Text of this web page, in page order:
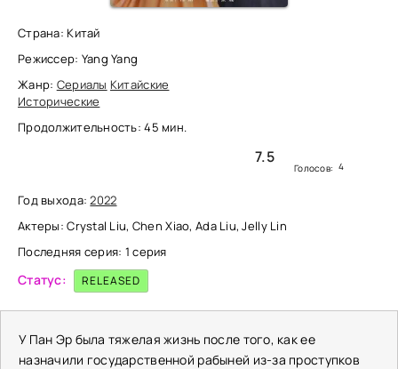
Страна: Китай
Режиссер: Yang Yang
Жанр: Сериалы Китайские
Исторические
Продолжительность: 45 мин.
7.5
Голосов: 4
Год выхода:2022
Актеры: Crystal Liu, Chen Xiao, Ada Liu, Jelly Lin
Последняя серия: 1 серия
Статус: RELEASED
У Пан Эр была тяжелая жизнь после того, как ее
назначили государственной рабыней из-за проступков